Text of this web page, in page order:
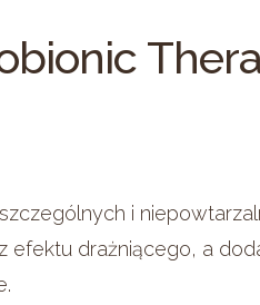
ramion
i
efektu drażniącego, a